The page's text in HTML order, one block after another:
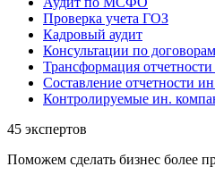
Проверка учета ГОЗ
Кадровый аудит
Консультации по
Трансформация
Составление отчетности
Контролируемые ин.
45 экспертов
Поможем сделать бизнес более